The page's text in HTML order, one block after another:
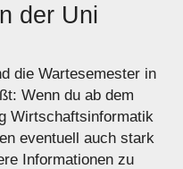
der Uni
die Wartesemester in
Wenn du ab dem
Wirtschaftsinformatik
eventuell auch stark
Informationen zu